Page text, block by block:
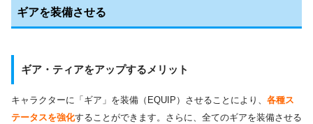
ギアを装備させる
ギア・ティアをアップするメリット
キャラクターに「ギア」を装備（EQUIP）させることにより、 各種ス
テータスを強化することができます。さらに、全てのギアを装備させる